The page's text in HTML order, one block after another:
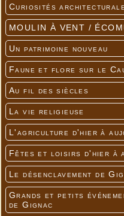
Curiosités
MOULIN À VENT /
Un patrimoine nouveau
Faune et flore sur le
Au fil des siècles
La vie religieuse
L'agriculture d'hier à
Fêtes et loisirs d'hier à
Le désenclavement de
Grands et petits
de Gignac